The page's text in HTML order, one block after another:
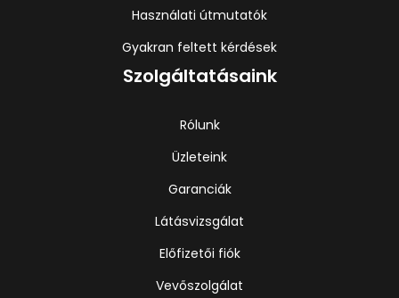
Használati útmutatók
Gyakran feltett kérdések
Szolgáltatásaink
Rólunk
Üzleteink
Garanciák
Látásvizsgálat
Előfizetői fiók
Vevőszolgálat